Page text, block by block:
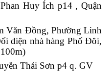
Huy Ích p14 , Quận
Văn Đồng, Phường Linh
diện nhà hàng Phố Đôi,
Thái Sơn p4 q. GV